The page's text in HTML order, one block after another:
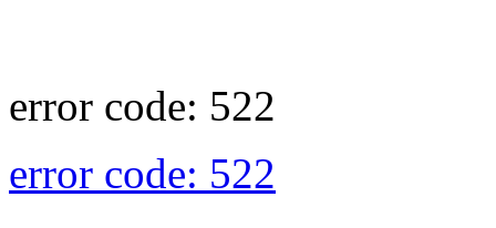
error code: 522
error code: 522